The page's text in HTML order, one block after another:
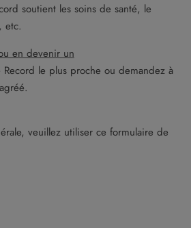
soutient les soins de santé, le
etc.
en devenir un
Record le plus proche ou demandez à
veuillez utiliser ce formulaire de